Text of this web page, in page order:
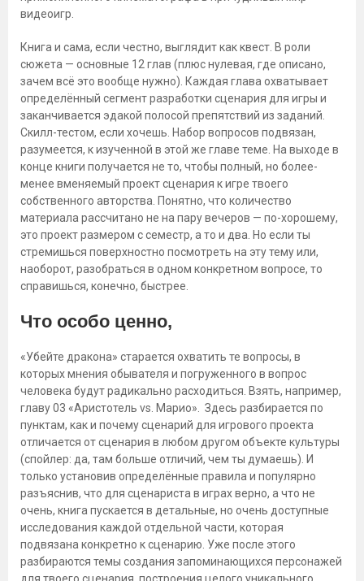
видеоигр.
Книга и сама, если честно, выглядит как квест. В роли
сюжета — основные 12 глав (плюс нулевая, где описано,
зачем всё это вообще нужно). Каждая глава охватывает
определённый сегмент разработки сценария для игры и
заканчивается эдакой полосой препятствий из заданий.
Скилл-тестом, если хочешь. Набор вопросов подвязан,
разумеется, к изученной в этой же главе теме. На выходе в
конце книги получается не то, чтобы полный, но более-
менее вменяемый проект сценария к игре твоего
собственного авторства. Понятно, что количество
материала рассчитано не на пару вечеров — по-хорошему,
это проект размером с семестр, а то и два. Но если ты
стремишься поверхностно посмотреть на эту тему или,
наоборот, разобраться в одном конкретном вопросе, то
справишься, конечно, быстрее.
Что особо ценно,
«Убейте дракона» старается охватить те вопросы, в
которых мнения обывателя и погруженного в вопрос
человека будут радикально расходиться. Взять, например,
главу 03 «Аристотель vs. Марио». Здесь разбирается по
пунктам, как и почему сценарий для игрового проекта
отличается от сценария в любом другом объекте культуры
(спойлер: да, там больше отличий, чем ты думаешь). И
только установив определённые правила и популярно
разъяснив, что для сценариста в играх верно, а что не
очень, книга пускается в детальные, но очень доступные
исследования каждой отдельной части, которая
подвязана конкретно к сценарию. Уже после этого
разбираются темы создания запоминающихся персонажей